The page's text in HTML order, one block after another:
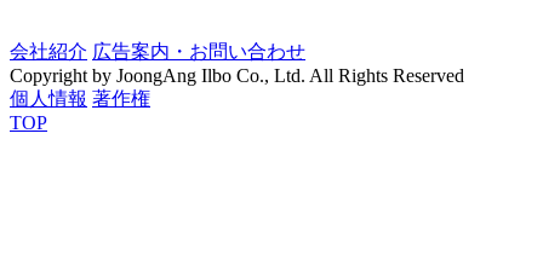
会社紹介 広告案内・お問い合わせ
Copyright by JoongAng Ilbo Co., Ltd. All Rights Reserved
個人情報 著作権
TOP